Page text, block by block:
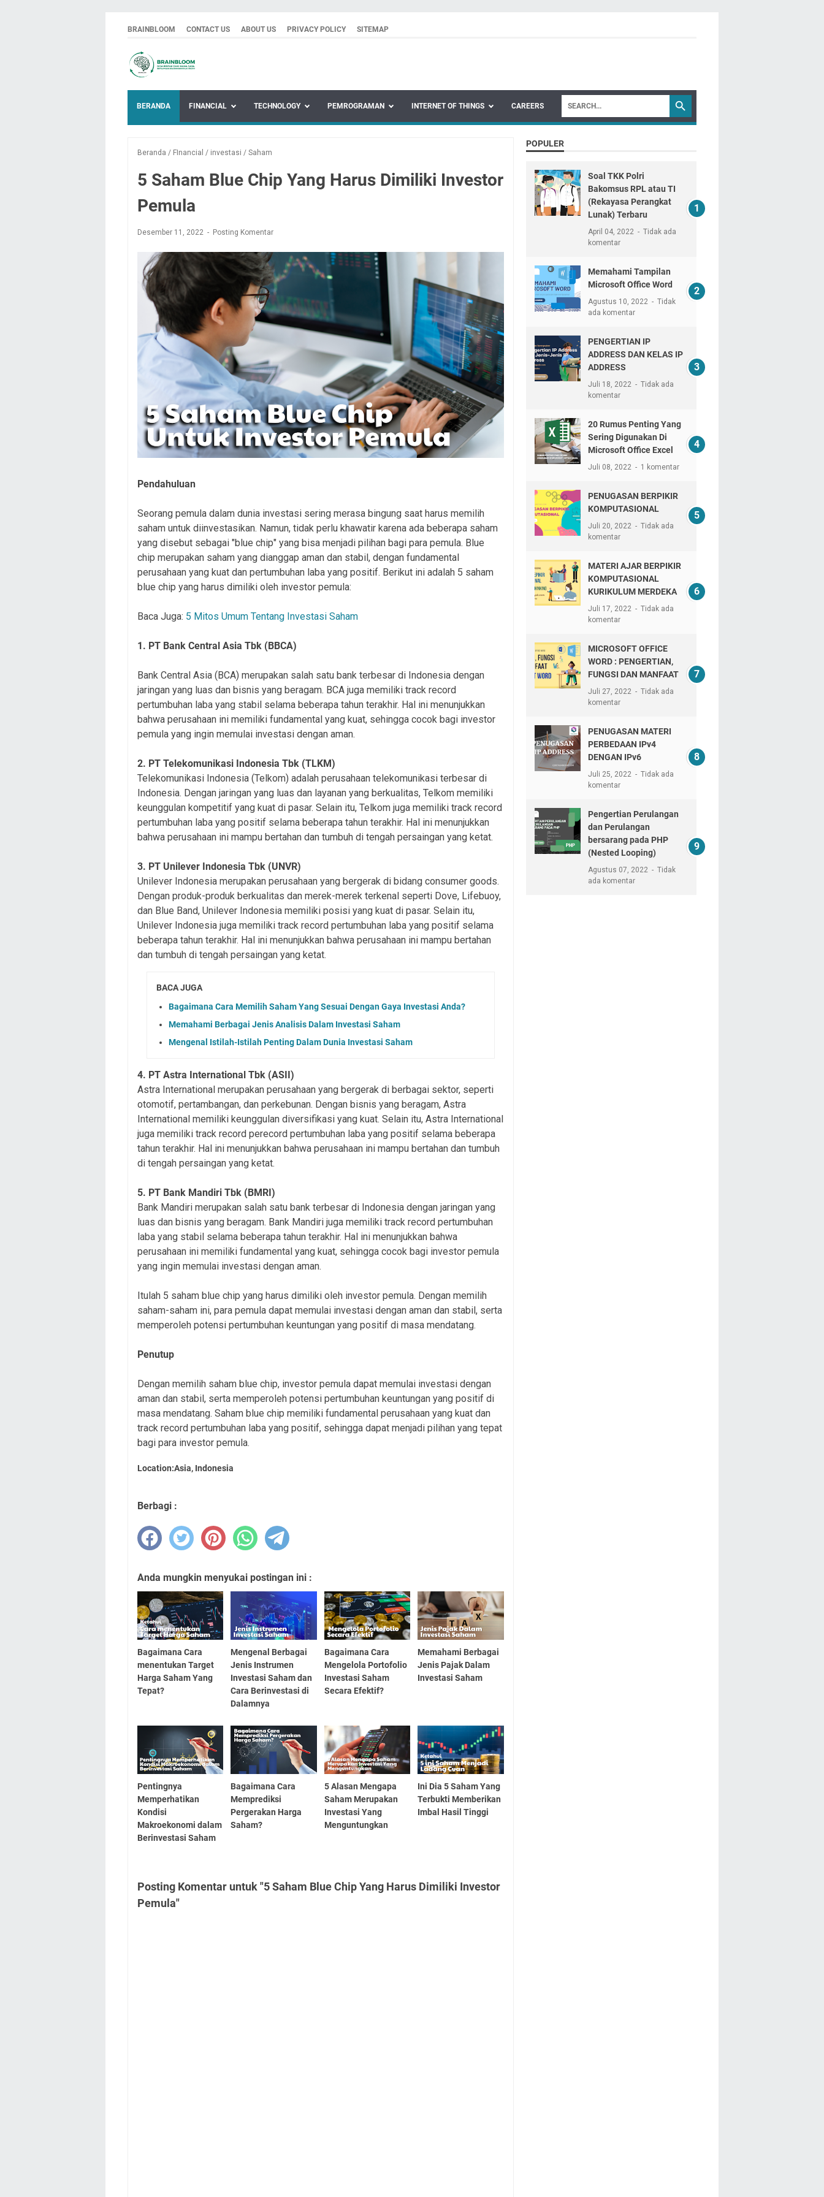
BRAINBLOOM CONTACT US ABOUT US PRIVACY POLICY SITEMAP
BERANDA FINANCIAL TECHNOLOGY PEMROGRAMAN INTERNET OF THINGS CAREERS
Beranda / FInancial / investasi / Saham
5 Saham Blue Chip Yang Harus Dimiliki Investor
Pemula
Desember 11, 2022 Posting Komentar
Pendahuluan
Seorang pemula dalam dunia investasi sering merasa bingung saat harus memilih
saham untuk diinvestasikan. Namun, tidak perlu khawatir karena ada beberapa saham
yang disebut sebagai "blue chip" yang bisa menjadi pilihan bagi para pemula. Blue
chip merupakan saham yang dianggap aman dan stabil, dengan fundamental
perusahaan yang kuat dan pertumbuhan laba yang positif. Berikut ini adalah 5 saham
blue chip yang harus dimiliki oleh investor pemula:
Baca Juga: 5 Mitos Umum Tentang Investasi Saham
1. PT Bank Central Asia Tbk (BBCA)
Bank Central Asia (BCA) merupakan salah satu bank terbesar di Indonesia dengan
jaringan yang luas dan bisnis yang beragam. BCA juga memiliki track record
pertumbuhan laba yang stabil selama beberapa tahun terakhir. Hal ini menunjukkan
bahwa perusahaan ini memiliki fundamental yang kuat, sehingga cocok bagi investor
pemula yang ingin memulai investasi dengan aman.
2. PT Telekomunikasi Indonesia Tbk (TLKM)
Telekomunikasi Indonesia (Telkom) adalah perusahaan telekomunikasi terbesar di
Indonesia. Dengan jaringan yang luas dan layanan yang berkualitas, Telkom memiliki
keunggulan kompetitif yang kuat di pasar. Selain itu, Telkom juga memiliki track record
pertumbuhan laba yang positif selama beberapa tahun terakhir. Hal ini menunjukkan
bahwa perusahaan ini mampu bertahan dan tumbuh di tengah persaingan yang ketat.
3. PT Unilever Indonesia Tbk (UNVR)
Unilever Indonesia merupakan perusahaan yang bergerak di bidang consumer goods.
Dengan produk-produk berkualitas dan merek-merek terkenal seperti Dove, Lifebuoy,
dan Blue Band, Unilever Indonesia memiliki posisi yang kuat di pasar. Selain itu,
Unilever Indonesia juga memiliki track record pertumbuhan laba yang positif selama
beberapa tahun terakhir. Hal ini menunjukkan bahwa perusahaan ini mampu bertahan
dan tumbuh di tengah persaingan yang ketat.
BACA JUGA
Bagaimana Cara Memilih Saham Yang Sesuai Dengan Gaya Investasi Anda?
Memahami Berbagai Jenis Analisis Dalam Investasi Saham
Mengenal Istilah-Istilah Penting Dalam Dunia Investasi Saham
4. PT Astra International Tbk (ASII)
Astra International merupakan perusahaan yang bergerak di berbagai sektor, seperti
otomotif, pertambangan, dan perkebunan. Dengan bisnis yang beragam, Astra
International memiliki keunggulan diversifikasi yang kuat. Selain itu, Astra International
juga memiliki track record perecord pertumbuhan laba yang positif selama beberapa
tahun terakhir. Hal ini menunjukkan bahwa perusahaan ini mampu bertahan dan tumbuh
di tengah persaingan yang ketat.
5. PT Bank Mandiri Tbk (BMRI)
Bank Mandiri merupakan salah satu bank terbesar di Indonesia dengan jaringan yang
luas dan bisnis yang beragam. Bank Mandiri juga memiliki track record pertumbuhan
laba yang stabil selama beberapa tahun terakhir. Hal ini menunjukkan bahwa
perusahaan ini memiliki fundamental yang kuat, sehingga cocok bagi investor pemula
yang ingin memulai investasi dengan aman.
Itulah 5 saham blue chip yang harus dimiliki oleh investor pemula. Dengan memilih
saham-saham ini, para pemula dapat memulai investasi dengan aman dan stabil, serta
memperoleh potensi pertumbuhan keuntungan yang positif di masa mendatang.
Penutup
Dengan memilih saham blue chip, investor pemula dapat memulai investasi dengan
aman dan stabil, serta memperoleh potensi pertumbuhan keuntungan yang positif di
masa mendatang. Saham blue chip memiliki fundamental perusahaan yang kuat dan
track record pertumbuhan laba yang positif, sehingga dapat menjadi pilihan yang tepat
bagi para investor pemula.
Location:Asia, Indonesia
Berbagi :
Anda mungkin menyukai postingan ini :
Bagaimana Cara
menentukan Target
Harga Saham Yang
Tepat?
Mengenal Berbagai
Jenis Instrumen
Investasi Saham dan
Cara Berinvestasi di
Dalamnya
Bagaimana Cara
Mengelola Portofolio
Investasi Saham
Secara Efektif?
Memahami Berbagai
Jenis Pajak Dalam
Investasi Saham
Pentingnya
Memperhatikan
Kondisi
Makroekonomi dalam
Berinvestasi Saham
Bagaimana Cara
Memprediksi
Pergerakan Harga
Saham?
5 Alasan Mengapa
Saham Merupakan
Investasi Yang
Menguntungkan
Ini Dia 5 Saham Yang
Terbukti Memberikan
Imbal Hasil Tinggi
Posting Komentar untuk "5 Saham Blue Chip Yang Harus Dimiliki Investor
Pemula"
POPULER
Soal TKK Polri
Bakomsus RPL atau TI
(Rekayasa Perangkat
Lunak) Terbaru
April 04, 2022
Tidak ada
komentar
Memahami Tampilan
Microsoft Office Word
Agustus 10, 2022
Tidak
ada komentar
PENGERTIAN IP
ADDRESS DAN KELAS IP
ADDRESS
Juli 18, 2022
Tidak ada
komentar
20 Rumus Penting Yang
Sering Digunakan Di
Microsoft Office Excel
Juli 08, 2022 1 komentar
PENUGASAN BERPIKIR
KOMPUTASIONAL
Juli 20, 2022
Tidak ada
komentar
MATERI AJAR BERPIKIR
KOMPUTASIONAL
KURIKULUM MERDEKA
Juli 17, 2022
Tidak ada
komentar
MICROSOFT OFFICE
WORD : PENGERTIAN,
FUNGSI DAN MANFAAT
Juli 27, 2022
Tidak ada
komentar
PENUGASAN MATERI
PERBEDAAN IPv4
DENGAN IPv6
Juli 25, 2022
Tidak ada
komentar
Pengertian Perulangan
dan Perulangan
bersarang pada PHP
(Nested Looping)
Agustus 07, 2022
Tidak
ada komentar